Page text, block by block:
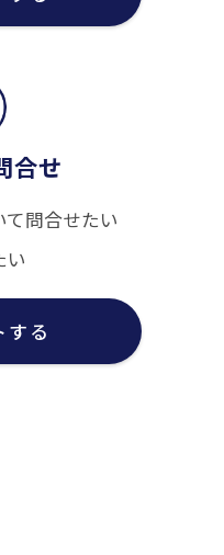
合せ
問合せたい
い
する